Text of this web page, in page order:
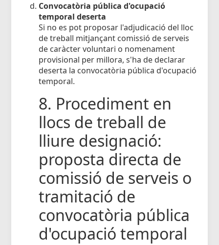
Convocatòria pública d'ocupació
temporal deserta
Si no es pot proposar l'adjudicació del lloc
de treball mitjançant comissió de serveis
de caràcter voluntari o nomenament
provisional per millora, s'ha de declarar
deserta la convocatòria pública d'ocupació
temporal.
8. Procediment en
llocs de treball de
lliure designació:
proposta directa de
comissió de serveis o
tramitació de
convocatòria pública
d'ocupació temporal